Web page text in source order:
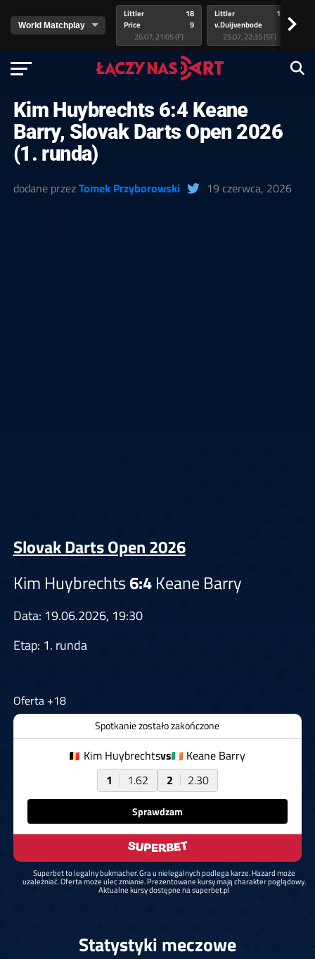
Littler
Price
18
9
26.07, 21:05 (F)
Littler
v.Duijvenbode
17
25.07, 22:35 (SF)
>
Kim Huybrechts 6:4 Keane
Barry, Slovak Darts Open 2026
(1. runda)
dodane przezTomek Przyborowski 19 czerwca, 2026
Slovak Darts Open 2026
Kim Huybrechts6:4Keane Barry
Data: 19.06.2026, 19:30
Etap: 1. runda
Oferta +18
Spotkanie zostało zakończone
Kim Huybrechtsvs
Keane Barry
1
1.62 2 2.30
Sprawdzam
Superbet to legalny bukmacher. Gra u nielegalnych podlega karze. Hazard może
uzależniać. Oferta może ulec zmianie. Prezentowane kursy mają charakter poglądowy.
Aktualne kursy dostępne na superbet.pl
Statystyki meczowe